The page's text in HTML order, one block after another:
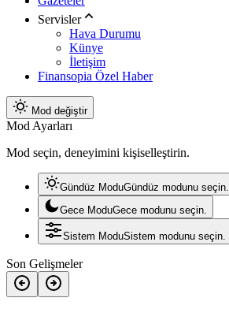
Servisler
Hava Durumu
Künye
İletişim
Finansopia Özel Haber
Mod değiştir
Mod Ayarları
Mod seçin, deneyimini kişiselleştirin.
Gündüz ModuGündüz modunu seçin.
Gece ModuGece modunu seçin.
Sistem ModuSistem modunu seçin.
Son Gelişmeler